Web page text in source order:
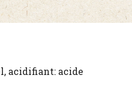
acidifiant: acide